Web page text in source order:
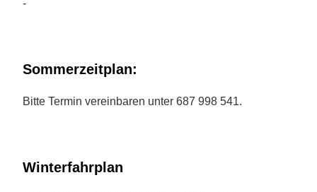
-
Sommerzeitplan:
Bitte Termin vereinbaren unter 687 998 541.
Winterfahrplan